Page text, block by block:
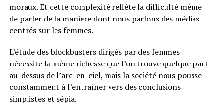
moraux. Et cette complexité reflète la difficulté même
de parler de la manière dont nous parlons des médias
centrés sur les femmes.
L’étude des blockbusters dirigés par des femmes
nécessite la même richesse que l’on trouve quelque part
au-dessus de l’arc-en-ciel, mais la société nous pousse
constamment à l’entraîner vers des conclusions
simplistes et sépia.